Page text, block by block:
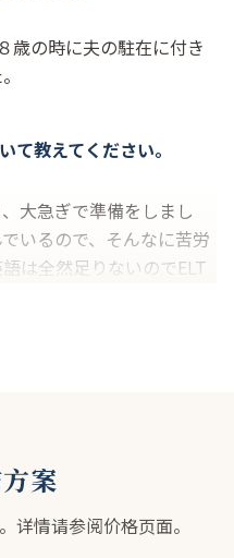
歳の時に夫の駐在に付き
て教えてください。
大急ぎで準備をしまし
いるので、そんなに苦労
は全然足りないのでELT
こえてきたので、楽しそ
。
案
详情请参阅价格页面。